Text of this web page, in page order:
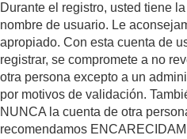
Durante el registro, usted tiene
nombre de usuario. Le
apropiado. Con esta cuenta de
registrar, se compromete a no
otra persona excepto a un
por motivos de validación.
NUNCA la cuenta de otra
recomendamos